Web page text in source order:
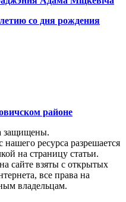
со дня рождения
районе
защищены.
ресурса разрешается
на страницу статьи.
сайте взяты с открытых
все права на
владельцам.